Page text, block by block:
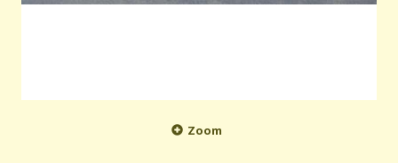
Zoom